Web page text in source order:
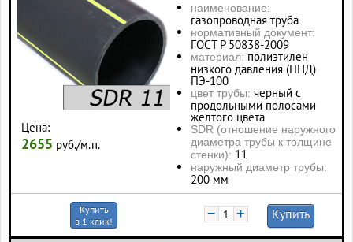
Цена:
2655 руб./м.п.
наименование:
газопроводная труба
нормативный документ:
ГОСТ Р 50838-2009
материал: полиэтилен
низкого давления (ПНД)
ПЭ-100
цвет трубы: черный с
продольными полосами
желтого цвета
SDR (отношение наружного
диаметра трубы к толщине
стенки): 11
наружный диаметр трубы:
200 мм
Купить
в 1 клик!
− + Купить